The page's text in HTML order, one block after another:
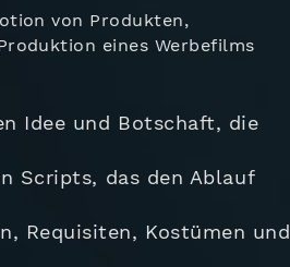
von Produkten,
eines Werbefilms
Idee und Botschaft, die
Scripts, das den Ablauf
Requisiten, Kostümen und